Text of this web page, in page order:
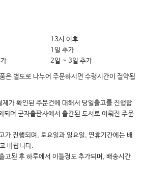
리
13시 이후
1일 추가
2일 ~ 3일 추가
은 별도로 나누어 주문하시면 수령시간이 절약됩
가 확인된 주문건에 대해서 당일출고를 진행합
되며 군자출판사에서 출간된 도서로 이뤄진 주문
가 진행되며, 토요일과 일요일, 연휴기간에는 배
바랍니다.
고된 후 하루에서 이틀정도 추가되며, 배송시간